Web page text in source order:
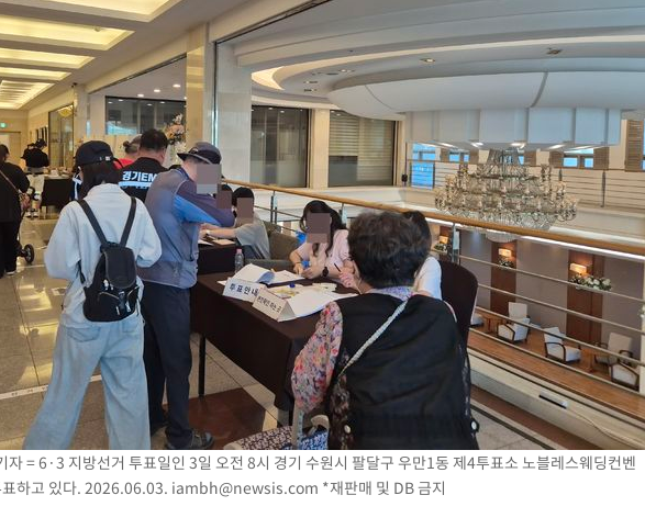
자 = 6·3 지방선거 투표일인 3일 오전 8시 경기 수원시 팔달구 우만1동 제4투표소 노블레스웨딩컨벤
하고 있다. 2026.06.03. iambh@newsis.com *재판매 및 DB 금지